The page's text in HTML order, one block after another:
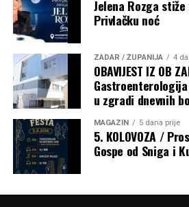
Razmatrajući navješteno Evanđelje
žene: „Blažena utroba koja te nosila
Isus odgovorio: „Još blaženiji oni
čuvaju je!“, nadbiskup je rekao da
veličinu Marije. „Marija nije blažena
povjerovala joj, prihvatila je i
Jelena Rozga
Privlačku noć
ZADAR / ŽUPANIJA 4
OBAVIJEST IZ OB
u zgradi dnevnih
MAGAZIN 5 dana prije
5. KOLOVOZA /
Gospe od Sniga i